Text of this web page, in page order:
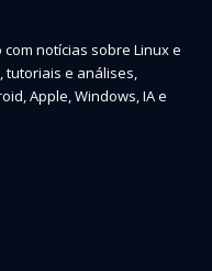
notícias sobre Linux e
tutoriais e análises,
Apple, Windows, IA e